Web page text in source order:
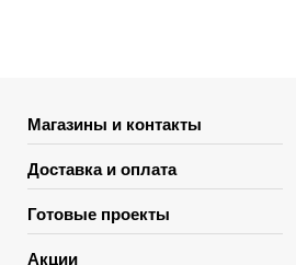
Магазины и контакты
Доставка и оплата
Готовые проекты
Акции